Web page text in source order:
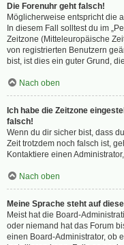
Die Forenuhr geht falsch!
Möglicherweise entspricht die
In diesem Fall solltest du im
Zeitzone (Mitteleuropäische
von registrierten Benutzern
bist, ist dies ein guter Grund,
Nach oben
Ich habe die Zeitzone
falsch!
Wenn du dir sicher bist, dass
Zeit trotzdem noch falsch ist,
Kontaktiere einen
Nach oben
Meine Sprache steht auf
Meist hat die Board-
oder niemand hat das Forum
einen Board-Administrator, ob